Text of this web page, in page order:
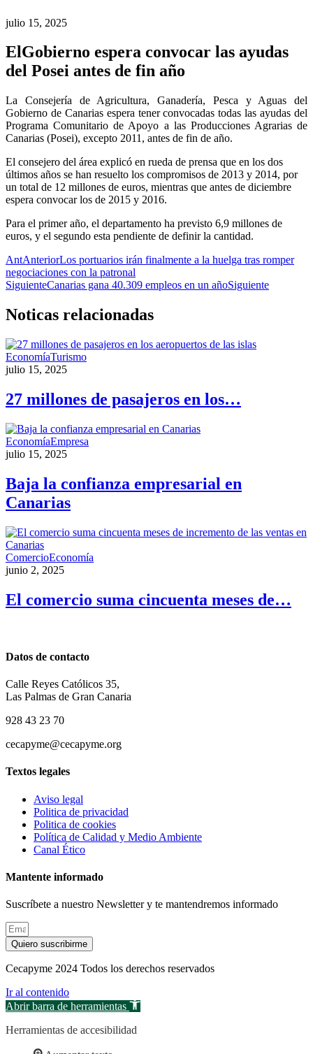
julio 15, 2025
ElGobierno espera convocar las ayudas
del Posei antes de fin año
La Consejería de Agricultura, Ganadería, Pesca y Aguas del
Gobierno de Canarias espera tener convocadas todas las ayudas del
Programa Comunitario de Apoyo a las Producciones Agrarias de
Canarias (Posei), excepto 2011, antes de fin de año.
El consejero del área explicó en rueda de prensa que en los dos
últimos años se han resuelto los compromisos de 2013 y 2014, por
un total de 12 millones de euros, mientras que antes de diciembre
espera convocar los de 2015 y 2016.
Para el primer año, el departamento ha previsto 6,9 millones de
euros, y el segundo esta pendiente de definir la cantidad.
AntAnteriorLos portuarios irán finalmente a la huelga tras romper
negociaciones con la patronal
SiguienteCanarias gana 40.309 empleos en un añoSiguiente
Noticas relacionadas
EconomíaTurismo
julio 15, 2025
27 millones de pasajeros en los…
EconomíaEmpresa
julio 15, 2025
Baja la confianza empresarial en
Canarias
ComercioEconomía
junio 2, 2025
El comercio suma cincuenta meses de…
Datos de contacto
Calle Reyes Católicos 35,
Las Palmas de Gran Canaria
928 43 23 70
cecapyme@cecapyme.org
Textos legales
Aviso legal
Politica de privacidad
Politica de cookies
Política de Calidad y Medio Ambiente
Canal Ético
Mantente informado
Suscríbete a nuestro Newsletter y te mantendremos informado
Quiero suscribirme
Cecapyme 2024 Todos los derechos reservados
Ir al contenido
Abrir barra de herramientas
Herramientas de accesibilidad